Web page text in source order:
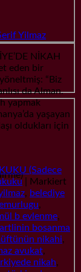
Yilmaz
NİKAH
eden bir
“Biz
da Alman.
yapmak
yaşayan
oldukları için
(Sadece
Markiert
, belediye
,
b evlenme,
bosanma
nikahi,
avukat,
nikah,